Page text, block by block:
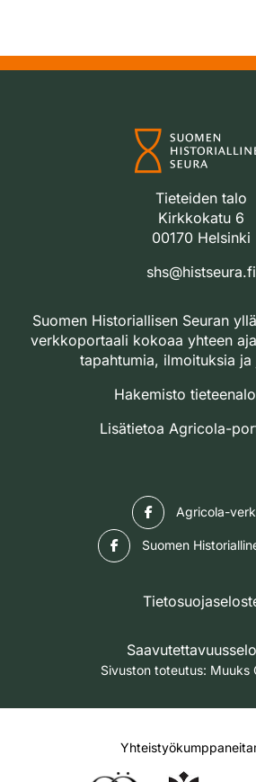
Tieteiden talo
Kirkkokatu 6
00170 Helsinki
shs@histseura.fi
Suomen Historiallisen Seuran
verkkoportaali kokoaa yhteen
tapahtumia, ilmoituksia ja
Hakemisto
Lisätietoa Agricola-
Agricola-
Suomen
Sivuston toteutus: Muuks